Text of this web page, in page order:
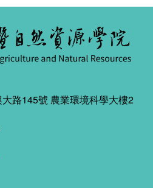
路145號 農業環境科學大樓2